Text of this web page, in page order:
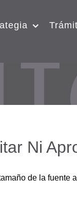
Ni
de la fuente